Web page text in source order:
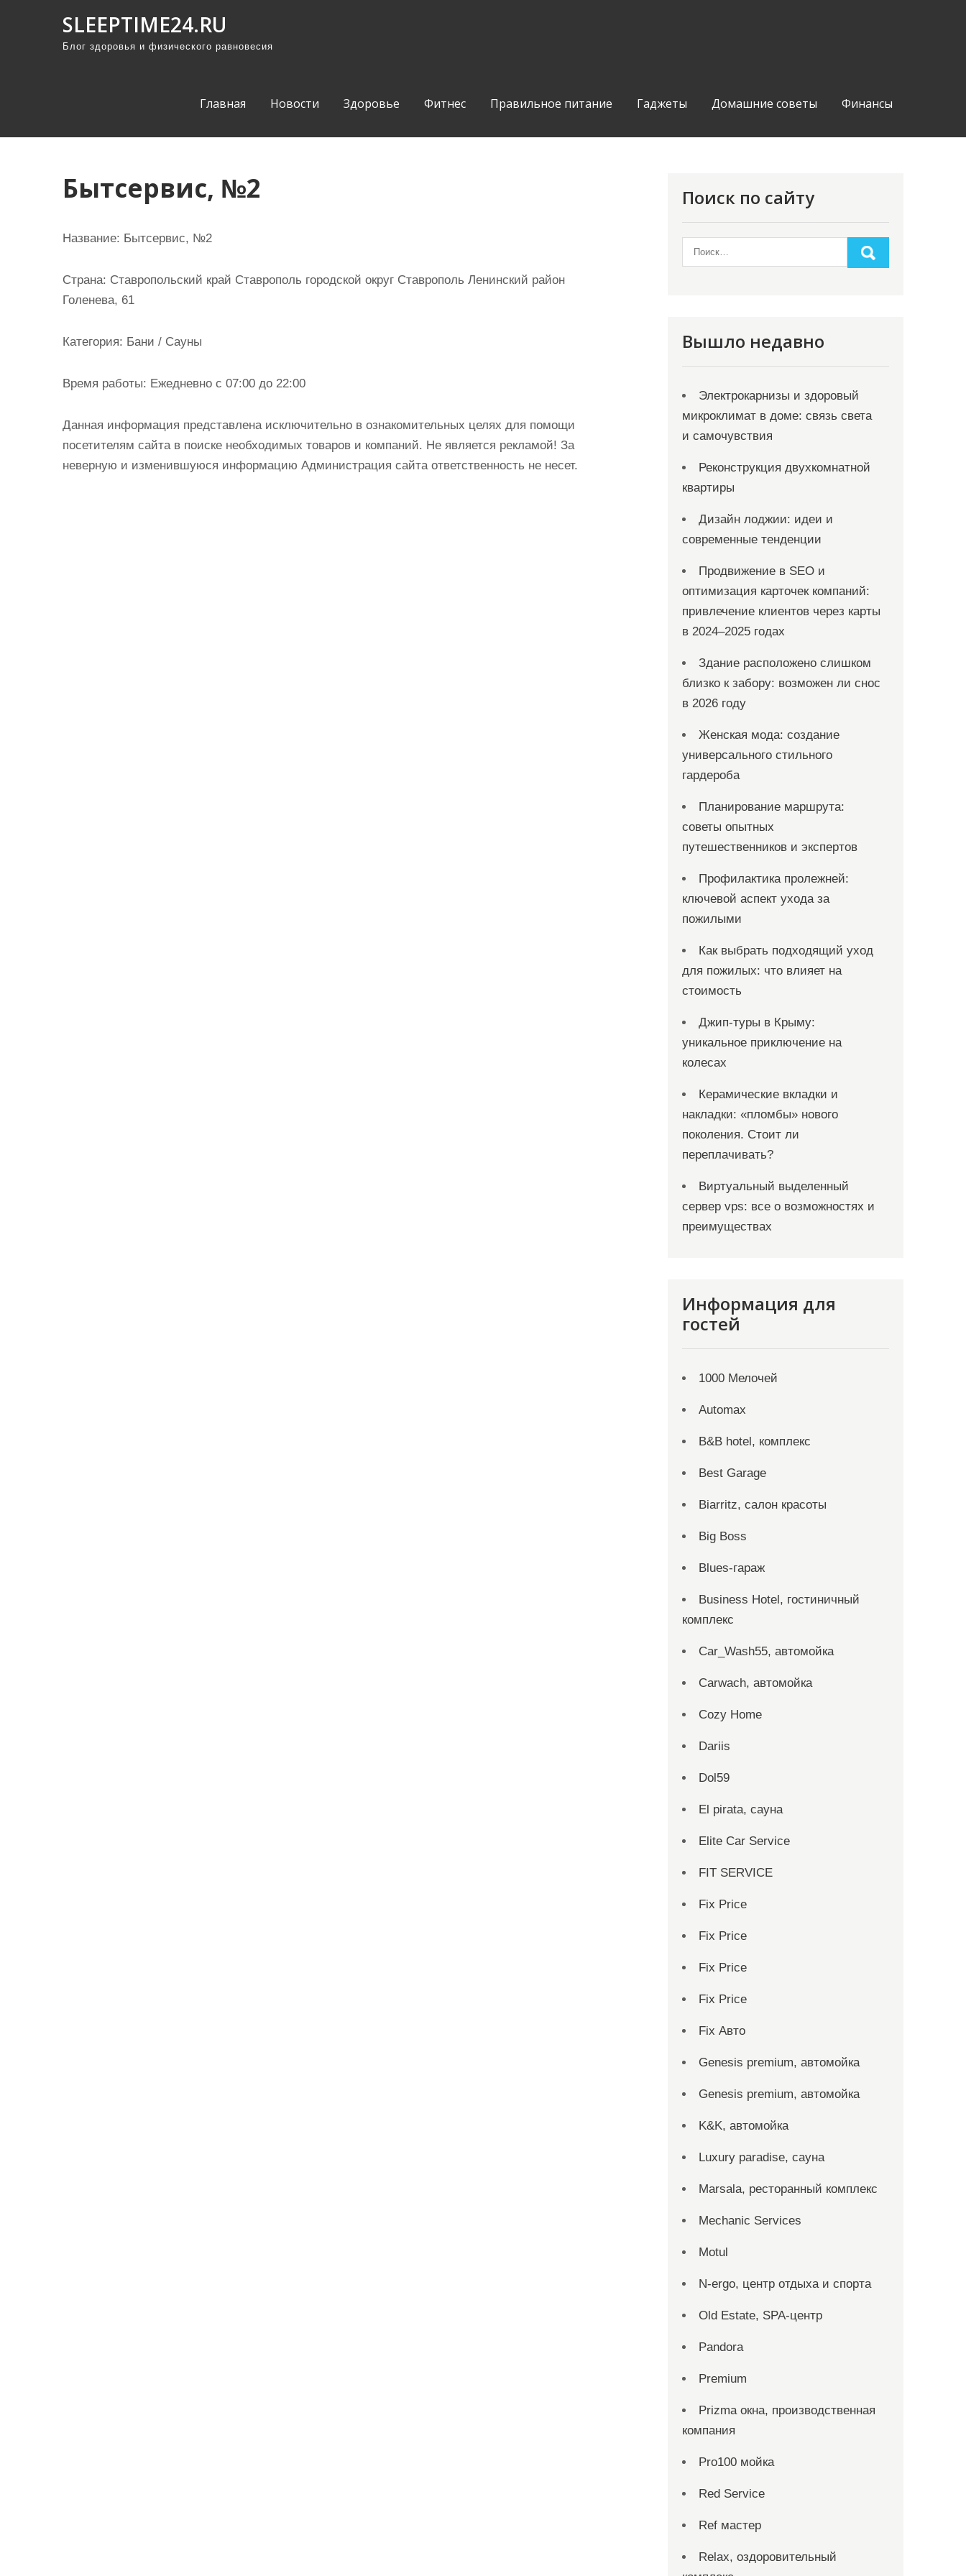
SLEEPTIME24.RU
Блог здоровья и физического равновесия
Главная Новости Здоровье Фитнес Правильное питание Гаджеты Домашние советы Финансы
Бытсервис, №2
Название: Бытсервис, №2
Страна: Ставропольский край Ставрополь городской округ Ставрополь Ленинский район
Голенева, 61
Категория: Бани / Сауны
Время работы: Ежедневно с 07:00 до 22:00
Данная информация представлена исключительно в ознакомительных целях для помощи
посетителям сайта в поиске необходимых товаров и компаний. Не является рекламой! За
неверную и изменившуюся информацию Администрация сайта ответственность не несет.
Поиск по сайту
Вышло недавно
Электрокарнизы и здоровый
микроклимат в доме: связь света
и самочувствия
Реконструкция двухкомнатной
квартиры
Дизайн лоджии: идеи и
современные тенденции
Продвижение в SEO и
оптимизация карточек компаний:
привлечение клиентов через карты
в 2024–2025 годах
Здание расположено слишком
близко к забору: возможен ли снос
в 2026 году
Женская мода: создание
универсального стильного
гардероба
Планирование маршрута:
советы опытных
путешественников и экспертов
Профилактика пролежней:
ключевой аспект ухода за
пожилыми
Как выбрать подходящий уход
для пожилых: что влияет на
стоимость
Джип-туры в Крыму:
уникальное приключение на
колесах
Керамические вкладки и
накладки: «пломбы» нового
поколения. Стоит ли
переплачивать?
Виртуальный выделенный
сервер vps: все о возможностях и
преимуществах
Информация для
гостей
1000 Мелочей
Automax
B&B hotel, комплекс
Best Garage
Biarritz, салон красоты
Big Boss
Blues-гараж
Business Hotel, гостиничный
комплекс
Car_Wash55, автомойка
Carwach, автомойка
Cozy Home
Dariis
Dol59
El pirata, сауна
Elite Car Service
FIT SERVICE
Fix Price
Fix Price
Fix Price
Fix Price
Fix Авто
Genesis premium, автомойка
Genesis premium, автомойка
K&K, автомойка
Luxury paradise, сауна
Marsala, ресторанный комплекс
Mechanic Services
Motul
N-ergo, центр отдыха и спорта
Old Estate, SPA-центр
Pandora
Premium
Prizma окна, производственная
компания
Pro100 мойка
Red Service
Ref мастер
Relax, оздоровительный